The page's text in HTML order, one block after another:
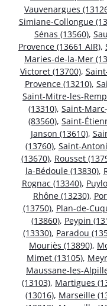
Vauvenargues
Simiane-Collongue
Sénas (13560),
Provence (13661 AIR),
Maries-de-la-Mer
Victoret (13700),
Provence (13210),
Saint-Mitre-les-
(13310), Saint-
(83560), Saint-
Janson (13610),
(13760), Saint-
(13670), Rousset
la-Bédoule (13830),
Rognac (13340),
Rhône (13230),
(13750), Plan-de-
(13860), Peypin
(13330), Paradou
Mouriès (13890),
Mimet (13105),
Maussane-les-
(13103), Martigues
(13016), Marseille